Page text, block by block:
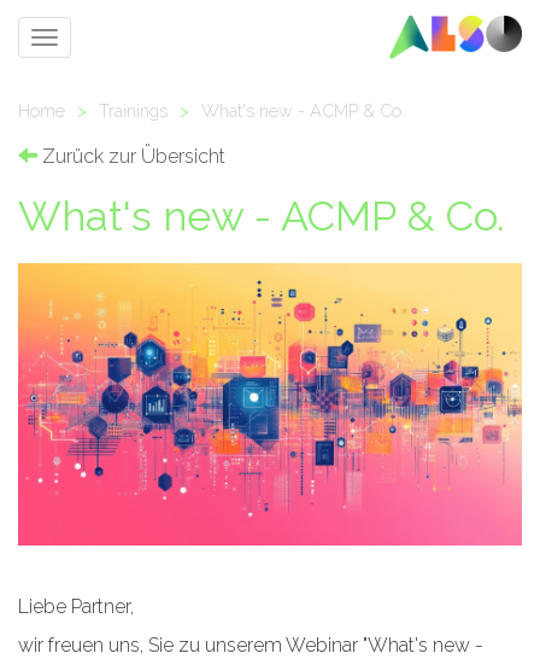
Toggle
Home > Trainings > What's new - ACMP & Co.
Zurück zur Übersicht
What's new - ACMP & Co.
Liebe Partner,
wir freuen uns, Sie zu unserem Webinar "What's new -